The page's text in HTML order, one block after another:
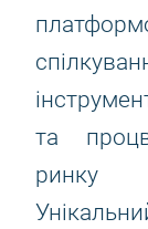
та
ринку